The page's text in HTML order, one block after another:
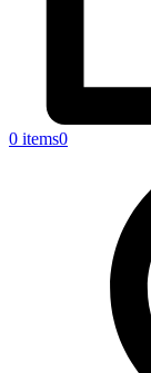
0 items0